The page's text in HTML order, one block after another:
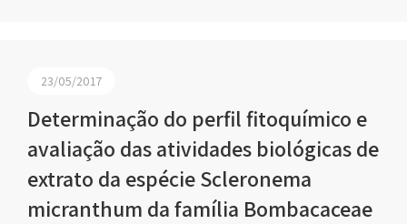
23/05/2017
Determinação do perfil fitoquímico e
avaliação das atividades biológicas de
extrato da espécie Scleronema
micranthum da família Bombacaceae